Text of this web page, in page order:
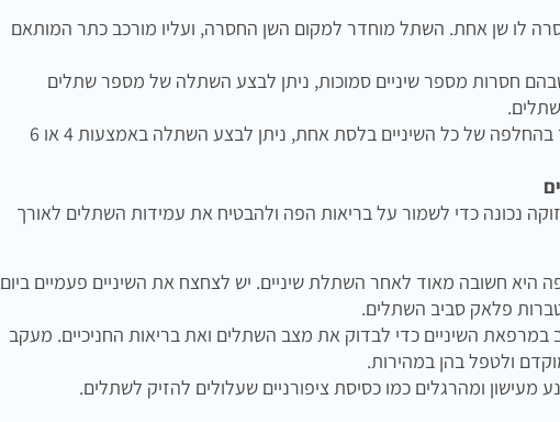
לו שן אחת. השתל מוחדר למקום השן החסרה, ועליו מורכב כתר המותאם
חסרות מספר שיניים סמוכות, ניתן לבצע השתלה של מספר שתלים
כאשר יש צורך בהחלפה של כל השיניים בלסת אחת, ניתן לבצע השתלה באמצעות 4 או 6
נכונה כדי לשמור על בריאות הפה ולהבטיח את עמידות השתלים לאורך
היא חשובה מאוד לאחר השתלת שיניים. יש לצחצח את השיניים פעמיים ביום
פלאק סביב השתלים.
במרפאת השיניים כדי לבדוק את מצב השתלים ואת בריאות החניכיים. מעקב
ולטפל בהן במהירות.
מעישון ומהרגלים כמו כסיסת ציפורניים שעלולים להזיק לשתלים.